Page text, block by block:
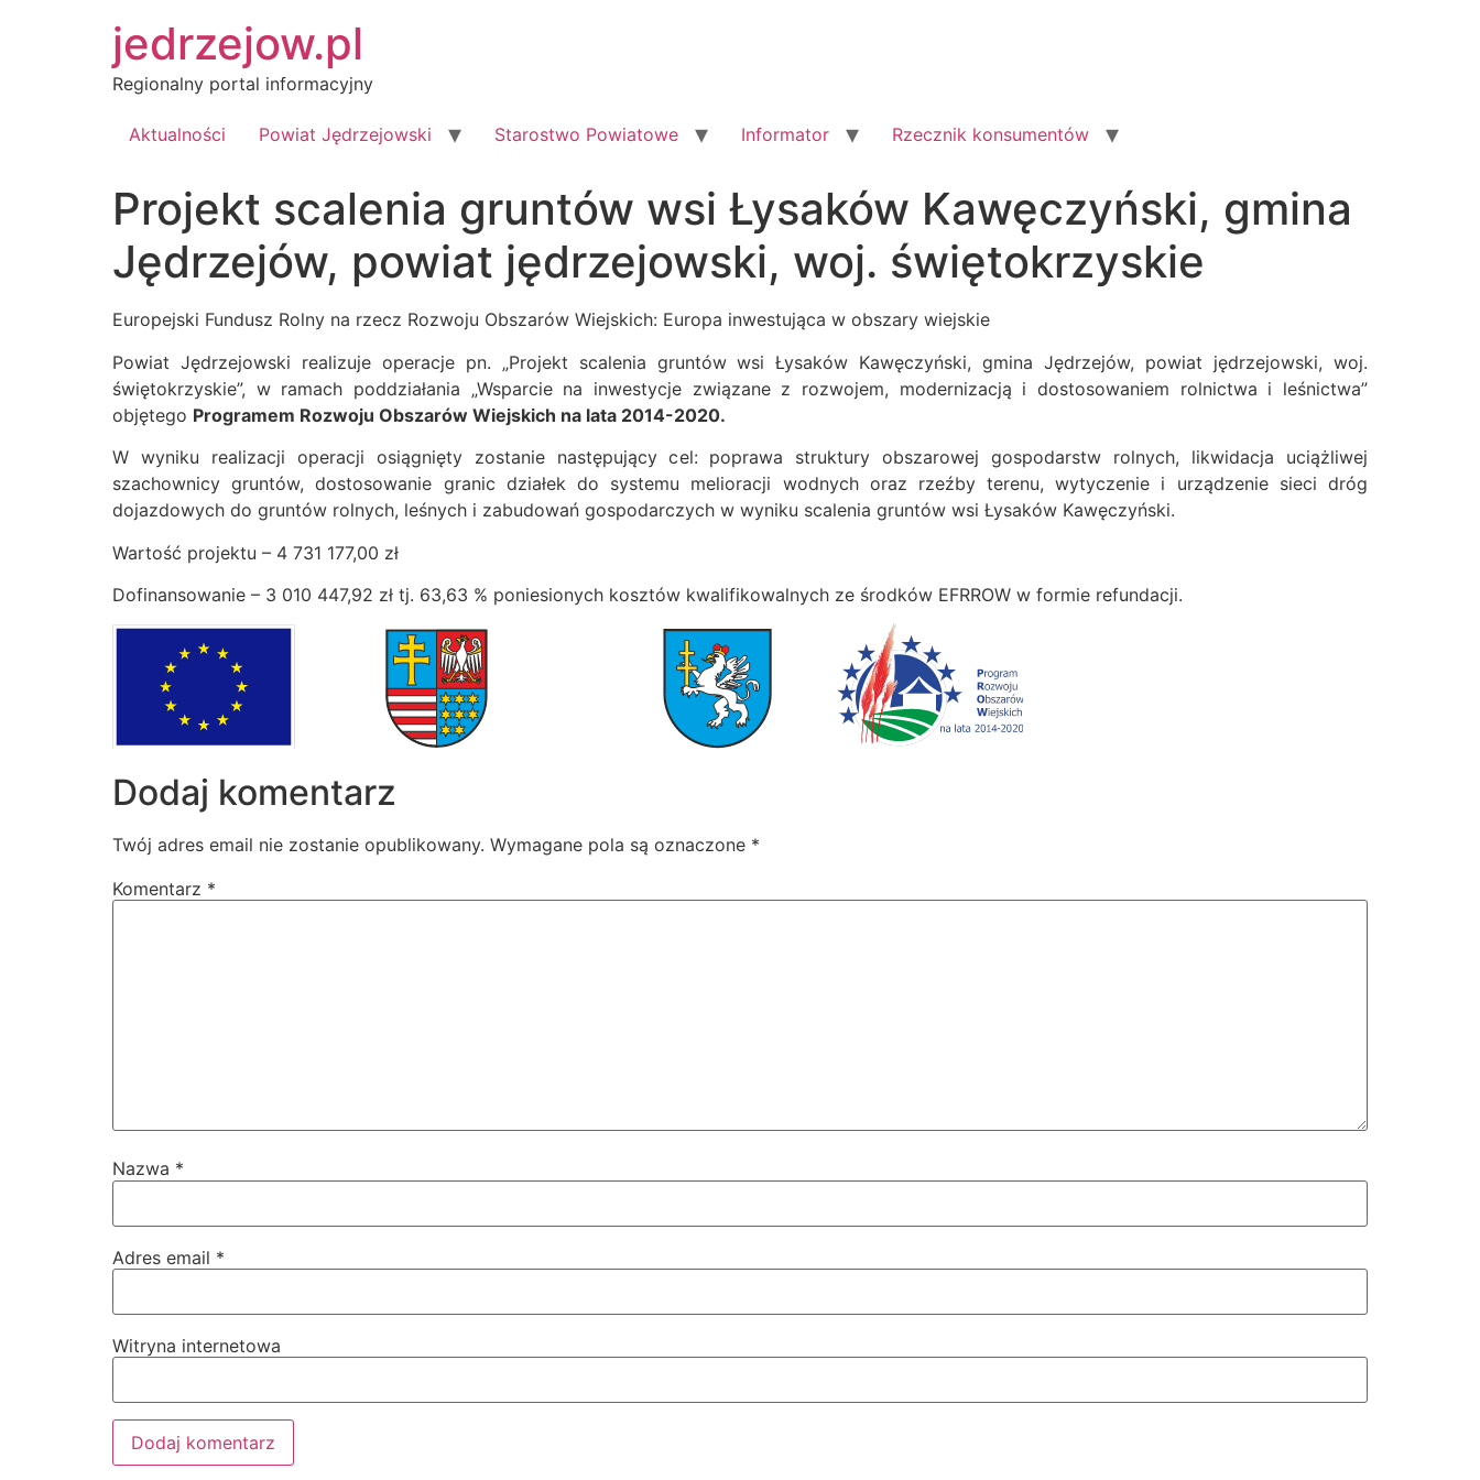
jedrzejow.pl
Regionalny portal informacyjny
Aktualności Powiat Jędrzejowski Starostwo Powiatowe Informator Rzecznik konsumentów
Projekt scalenia gruntów wsi Łysaków Kawęczyński, gmina
Jędrzejów, powiat jędrzejowski, woj. świętokrzyskie
Europejski Fundusz Rolny na rzecz Rozwoju Obszarów Wiejskich: Europa inwestująca w obszary wiejskie
Powiat Jędrzejowski realizuje operacje pn. „Projekt scalenia gruntów wsi Łysaków Kawęczyński, gmina Jędrzejów, powiat jędrzejowski, woj.
świętokrzyskie”, w ramach poddziałania „Wsparcie na inwestycje związane z rozwojem, modernizacją i dostosowaniem rolnictwa i leśnictwa”
objętego Programem Rozwoju Obszarów Wiejskich na lata 2014-2020.
W wyniku realizacji operacji osiągnięty zostanie następujący cel: poprawa struktury obszarowej gospodarstw rolnych, likwidacja uciążliwej
szachownicy gruntów, dostosowanie granic działek do systemu melioracji wodnych oraz rzeźby terenu, wytyczenie i urządzenie sieci dróg
dojazdowych do gruntów rolnych, leśnych i zabudowań gospodarczych w wyniku scalenia gruntów wsi Łysaków Kawęczyński.
Wartość projektu – 4 731 177,00 zł
Dofinansowanie – 3 010 447,92 zł tj. 63,63 % poniesionych kosztów kwalifikowalnych ze środków EFRROW w formie refundacji.
Dodaj komentarz
Twój adres email nie zostanie opublikowany. Wymagane pola są oznaczone *
Komentarz *
Nazwa *
Adres email *
Witryna internetowa